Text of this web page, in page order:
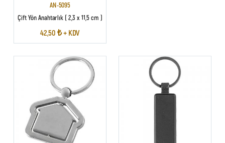
AN-5095
Çift Yön Anahtarlık ( 2,3 x 11,5 cm )
42,50 ₺ + KDV